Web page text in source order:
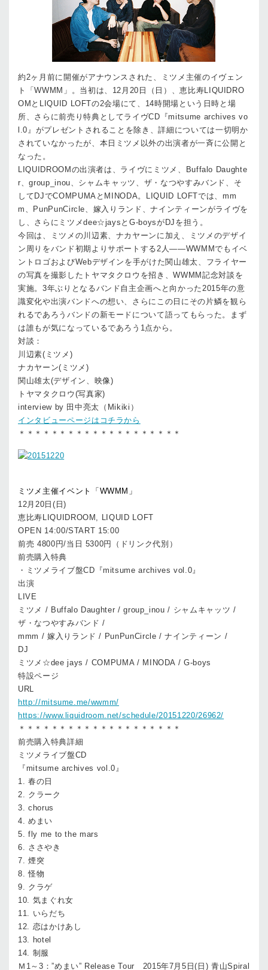
約2ヶ月前に開催がアナウンスされた、ミツメ主催のイヴェン
ト「WWMM」。当初は、12月20日（日）、恵比寿LIQUIDRO
OMとLIQUID LOFTの2会場にて、14時開場という日時と場
所、さらに前売り特典としてライヴCD『mitsume archives vo
l.0』がプレゼントされることを除き、詳細については一切明か
されていなかったが、本日ミツメ以外の出演者が一斉に公開と
なった。
LIQUIDROOMの出演者は、ライヴにミツメ、Buffalo Daughte
r、group_inou、シャムキャッツ、ザ・なつやすみバンド、そ
してDJでCOMPUMAとMINODA。LIQUID LOFTでは、mm
m、PunPunCircle、嫁入りランド、ナインティーンがライヴを
し、さらにミツメdee☆jaysとG-boysがDJを担う。
今回は、ミツメの川辺素、ナカヤーンに加え、ミツメのデザイ
ン周りをバンド初期よりサポートする2人――WWMMでもイベ
ントロゴおよびWebデザインを手がけた関山雄太、フライヤー
の写真を撮影したトヤマタクロウを招き、WWMM記念対談を
実施。3年ぶりとなるバンド自主企画へと向かった2015年の意
識変化や出演バンドへの想い、さらにこの日にその片鱗を観ら
れるであろうバンドの新モードについて語ってもらった。まず
は誰もが気になっているであろう1点から。
対談：
川辺素(ミツメ)
ナカヤーン(ミツメ)
関山雄太(デザイン、映像)
トヤマタクロウ(写真家)
interview by 田中亮太（Mikiki）
インタビューページはコチラから
＊＊＊＊＊＊＊＊＊＊＊＊＊＊＊＊＊＊＊＊
ミツメ主催イベント「WWMM」
12月20日(日)
恵比寿LIQUIDROOM, LIQUID LOFT
OPEN 14:00/START 15:00
前売 4800円/当日 5300円（ドリンク代別）
前売購入特典
・ミツメライブ盤CD『mitsume archives vol.0』
出演
LIVE
ミツメ / Buffalo Daughter / group_inou / シャムキャッツ /
ザ・なつやすみバンド /
mmm / 嫁入りランド / PunPunCircle / ナインティーン /
DJ
ミツメ☆dee jays / COMPUMA / MINODA / G-boys
特設ページ
URL
http://mitsume.me/wwmm/
https://www.liquidroom.net/schedule/20151220/26962/
＊＊＊＊＊＊＊＊＊＊＊＊＊＊＊＊＊＊＊＊
前売購入特典詳細
ミツメライブ盤CD
『mitsume archives vol.0』
1. 春の日
2. クラーク
3. chorus
4. めまい
5. fly me to the mars
6. ささやき
7. 煙突
8. 怪物
9. クラゲ
10. 気まぐれ女
11. いらだち
12. 恋はかけあし
13. hotel
14. 制服
Ｍ1～3：”めまい” Release Tour 2015年7月5日(日) 青山Spiral